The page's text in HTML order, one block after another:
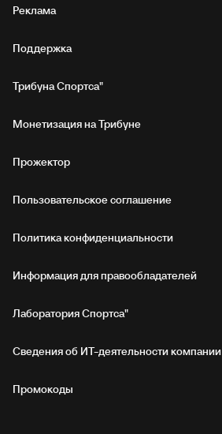
Реклама
Поддержка
Трибуна Спортса"
Монетизация на Трибуне
Прожектор
Пользовательское соглашение
Политика конфиденциальности
Информация для правообладателей
Лаборатория Спортса"
Сведения об ИТ‑деятельности компании
Промокоды